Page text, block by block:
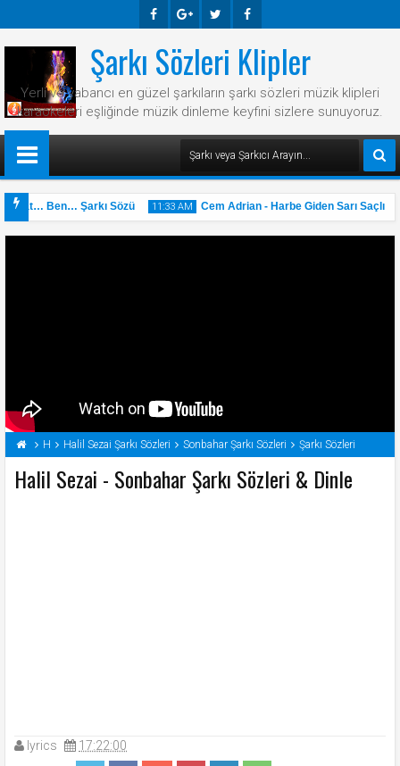
Ook E-
Plus
R Ook
Şarkı Sözleri Klipler
Yerli ve yabancı en güzel şarkıların şarkı sözleri müzik klipleri
karaokeleri eşliğinde müzik dinleme keyfini sizlere sunuyoruz.
Ben… Şarkı Sözü 11:33 AM Cem Adrian - Harbe Giden Sarı Saçlı
H Halil Sezai Şarkı Sözleri Sonbahar Şarkı Sözleri Şarkı Sözleri
Halil Sezai - Sonbahar Şarkı Sözleri & Dinle
lyrics 17:22:00